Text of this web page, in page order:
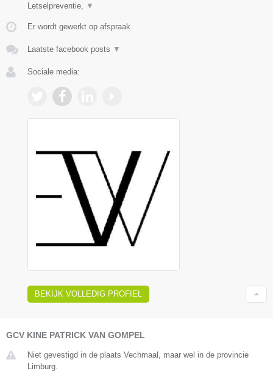
Letselpreventie, ▼
Er wordt gewerkt op afspraak.
Laatste facebook posts ▼
Sociale media:
BEKIJK VOLLEDIG PROFIEL
GCV KINE PATRICK VAN GOMPEL
Niet gevestigd in de plaats Vechmaal, maar wel in de provincie
Limburg.